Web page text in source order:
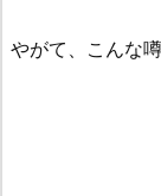
やがて、こんな